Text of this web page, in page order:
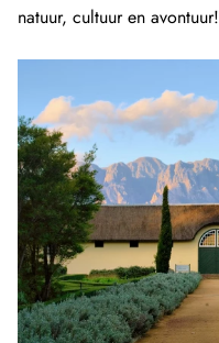
natuur, cultuur en avontuur!